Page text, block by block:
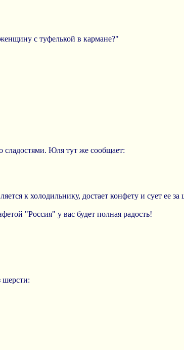
с туфелькой в кармане?"
Юля тут же сообщает:
к холодильнику, достает конфету и сует ее
"Россия" у вас будет полная радость!
шерсти: